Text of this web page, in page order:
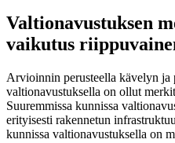
Valtionavustuksen
vaikutus
Arvioinnin perusteella kävelyn
valtionavustuksella on ollut
Suuremmissa kunnissa
erityisesti rakennetun
kunnissa valtionavustuksella on